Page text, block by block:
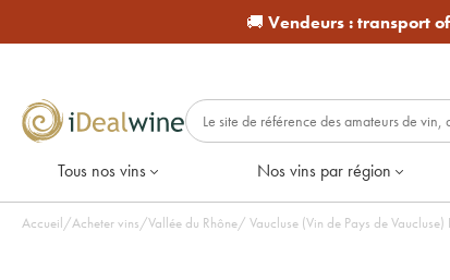
🚚 Vendeurs :transport
Tous nos vins Nos vins par région
Accueil/Acheter vins/Vallée du Rhône/